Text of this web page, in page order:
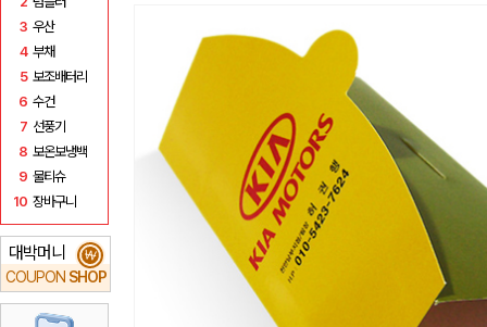
3 우산
4 부채
5 보조배터리
6 수건
7 선풍기
8 보온보냉백
9 물티슈
10 장바구니
대박머니
COUPON SHOP
₩